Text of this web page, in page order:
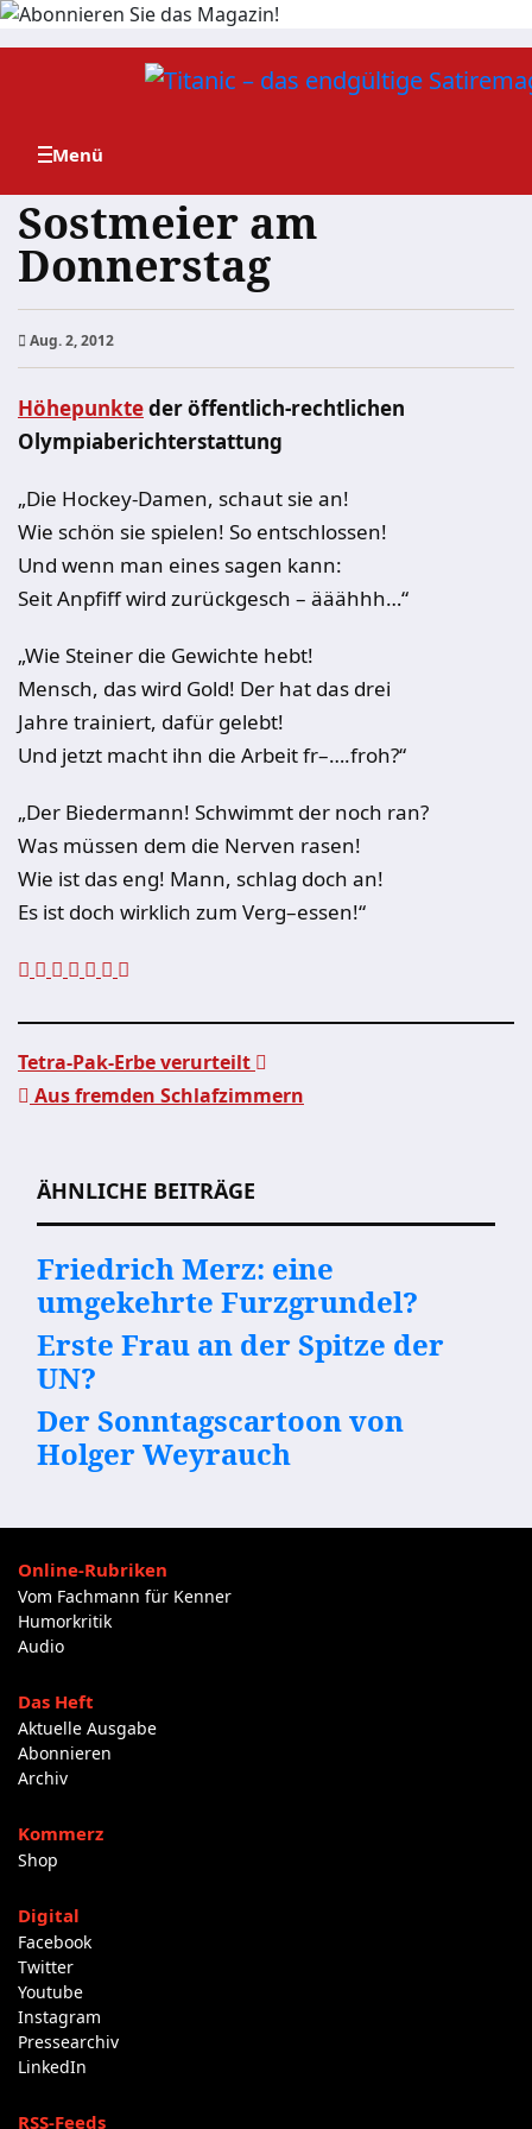
Zum
Sostmeier am
Donnerstag
Aug. 2, 2012
Höhepunkteder öffentlich-rechtlichen
Olympiaberichterstattung
„Die Hockey-Damen, schaut sie an!
Wie schön sie spielen! So entschlossen!
Und wenn man eines sagen kann:
Seit Anpfiff wird zurückgesch – ääähhh…“
„Wie Steiner die Gewichte hebt!
Mensch, das wird Gold! Der hat das drei
Jahre trainiert, dafür gelebt!
Und jetzt macht ihn die Arbeit fr–….froh?“
„Der Biedermann! Schwimmt der noch ran?
Was müssen dem die Nerven rasen!
Wie ist das eng! Mann, schlag doch an!
Es ist doch wirklich zum Verg–essen!“
Tetra-Pak-Erbe verurteilt
Aus fremden Schlafzimmern
ÄHNLICHE BEITRÄGE
Friedrich Merz: eine
umgekehrte Furzgrundel?
Erste Frau an der Spitze der
UN?
Der Sonntagscartoon von
Holger Weyrauch
Online-Rubriken
Vom Fachmann für Kenner
Humorkritik
Audio
Das Heft
Aktuelle Ausgabe
Abonnieren
Archiv
Kommerz
Shop
Digital
Facebook
Twitter
Youtube
Instagram
Pressearchiv
LinkedIn
RSS-Feeds